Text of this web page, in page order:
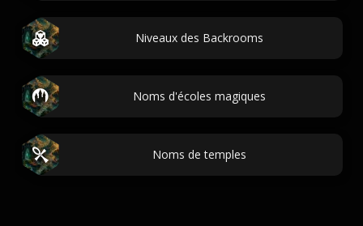
Niveaux des Backrooms
Noms d'écoles magiques
Noms de temples